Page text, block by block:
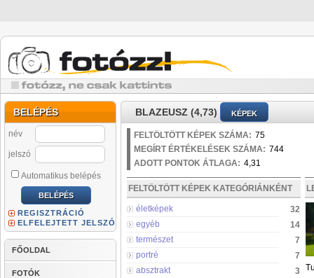
BELÉPÉS
név
jelszó
Automatikus belépés
REGISZTRÁCIÓ
ELFELEJTETT JELSZÓ
FŐOLDAL
FOTÓK
BLAZEUSZ (4,73) KÉPEK
FELTÖLTÖTT KÉPEK SZÁMA: 75
MEGÍRT ÉRTÉKELÉSEK SZÁMA: 744
ADOTT PONTOK ÁTLAGA: 4,31
FELTÖLTÖTT KÉPEK KATEGÓRIÁNKÉNT
életképek
32
egyéb
14
természet
7
portré
7
absztrakt
3